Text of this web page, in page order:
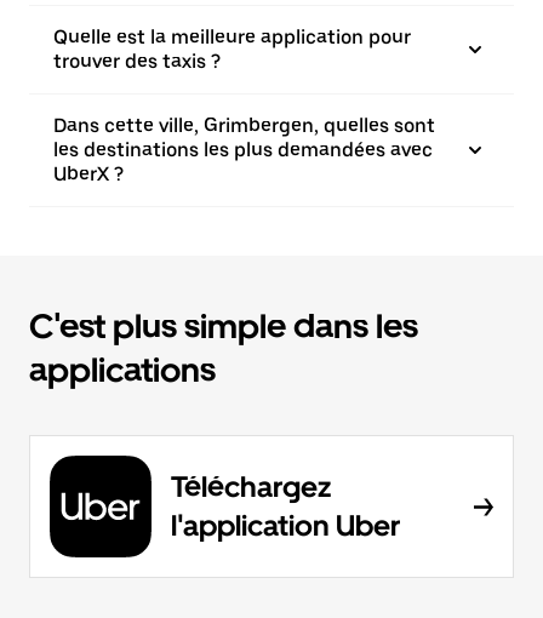
Quelle est la meilleure application pour
trouver des taxis ?
Dans cette ville, Grimbergen, quelles sont
les destinations les plus demandées avec
UberX ?
C'est plus simple dans les
applications
Téléchargez
l'application Uber